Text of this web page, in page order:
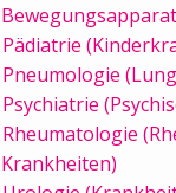
Pädiatrie
Pneumologie
Psychiatrie
Rheumatologie
Krankheiten)